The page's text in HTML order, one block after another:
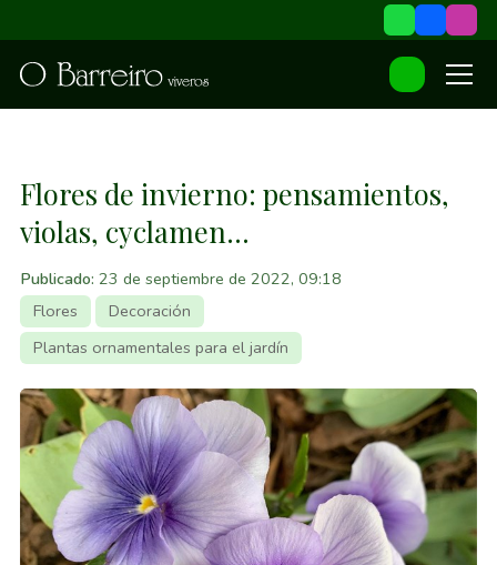
Flores de invierno: pensamientos,
violas, cyclamen...
Publicado: 23 de septiembre de 2022, 09:18
Flores
Decoración
Plantas ornamentales para el jardín